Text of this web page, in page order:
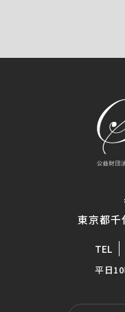
東京都
TEL
平日10